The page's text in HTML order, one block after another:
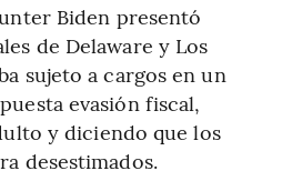
Biden presentó
de Delaware y Los
sujeto a cargos en un
evasión fiscal,
y diciendo que los
desestimados.